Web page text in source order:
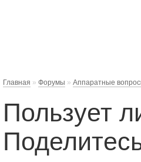
Главная » Форумы » Аппаратные
Пользует